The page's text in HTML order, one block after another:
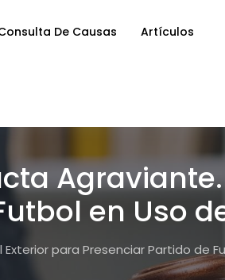
De Causas Artículos
en Uso
para Presenciar Partido de